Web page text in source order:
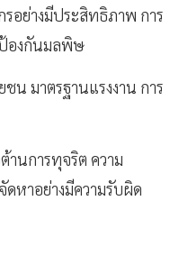
อย่างมีประสิทธิภาพ การ
ป้องกันมลพิษ
น มาตรฐานแรงงาน การ
านการทุจริต ความ
ดหาอย่างมีความรับผิด